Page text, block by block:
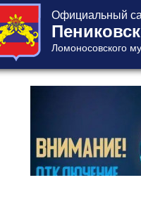
Официальный
Ломоносовского